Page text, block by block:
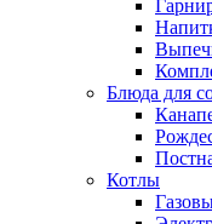
Блюда для
Котлы